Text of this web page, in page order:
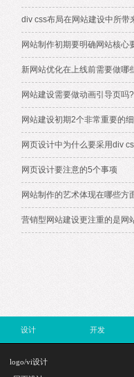
div css布局在网站建设中所带
网站制作初期要明确网站核心
新网站优化在上线前需要做哪
网站建设需要做动画引导页吗?
网站建设初期2个非常重要的
网页设计中为什么要采用div
网页设计要注意的5个事项
网站制作的艺术体现在哪些方
营销型网站建设更注重的是网
设计
logo/vi设计
开发